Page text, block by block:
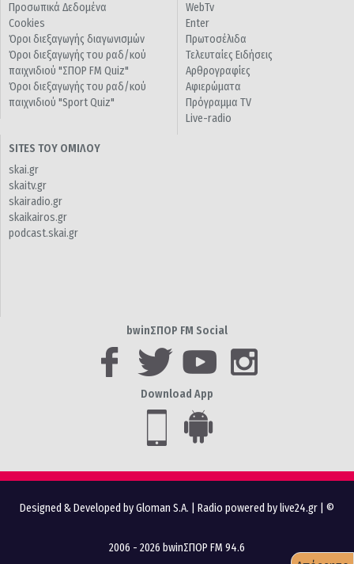
Προσωπικά Δεδομένα
Cookies
Όροι διεξαγωγής διαγωνισμών
Όροι διεξαγωγής του ραδ/κού
παιχνιδιού "ΣΠΟΡ FM Quiz"
Όροι διεξαγωγής του ραδ/κού
παιχνιδιού "Sport Quiz"
WebTv
Enter
Πρωτοσέλιδα
Τελευταίες Ειδήσεις
Αρθρογραφίες
Αφιερώματα
Πρόγραμμα TV
Live-radio
SITES ΤΟΥ ΟΜΙΛΟΥ
skai.gr
skaitv.gr
skairadio.gr
skaikairos.gr
podcast.skai.gr
bwinΣΠΟΡ FM Social
Download App
Designed & Developed by Gloman S.A. Radio powered by live24.gr | ©
2006 - 2026 bwinΣΠΟΡ FM 94.6